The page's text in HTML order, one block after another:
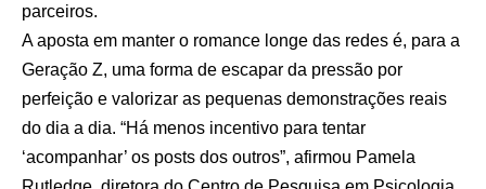
parceiros.
A aposta em manter o romance longe das redes é, para a
Geração Z, uma forma de escapar da pressão por
perfeição e valorizar as pequenas demonstrações reais
do dia a dia. “Há menos incentivo para tentar
‘acompanhar’ os posts dos outros”, afirmou Pamela